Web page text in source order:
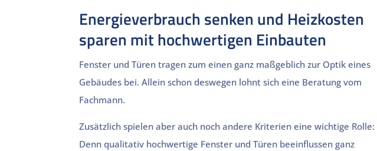
Energieverbrauch senken und Heizkosten
sparen mit hochwertigen Einbauten
Fenster und Türen tragen zum einen ganz maßgeblich zur Optik eines
Gebäudes bei. Allein schon deswegen lohnt sich eine Beratung vom
Fachmann.
Zusätzlich spielen aber auch noch andere Kriterien eine wichtige Rolle:
Denn qualitativ hochwertige Fenster und Türen beeinflussen ganz